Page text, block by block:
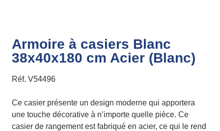
Armoire à casiers Blanc
38x40x180 cm Acier (Blanc)
Réf. V54496
Ce casier présente un design moderne qui apportera
une touche décorative à n’importe quelle pièce. Ce
casier de rangement est fabriqué en acier, ce qui le rend